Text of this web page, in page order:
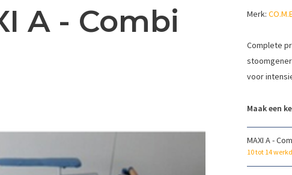
A - Combi
Merk:
Complete
voor
Maak een
MAXI A -
10 tot 14